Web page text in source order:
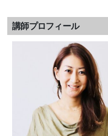
講師プロフィール